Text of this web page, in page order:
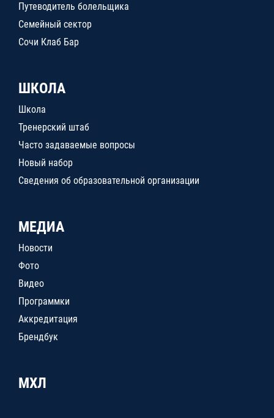
Путеводитель болельщика
Семейный сектор
Сочи Клаб Бар
ШКОЛА
Школа
Тренерский штаб
Часто задаваемые вопросы
Новый набор
Сведения об образовательной организации
МЕДИА
Новости
Фото
Видео
Программки
Аккредитация
Брендбук
МХЛ